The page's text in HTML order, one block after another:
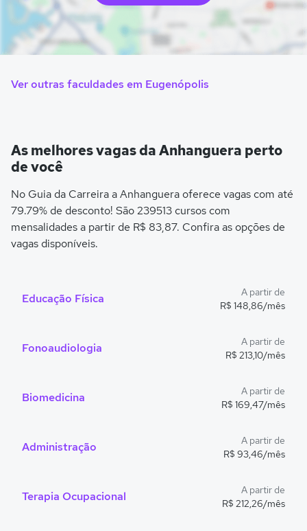
Ver outras faculdades em Eugenópolis
As melhores vagas da Anhanguera perto
de você
No Guia da Carreira a Anhanguera oferece vagas com até
79.79% de desconto! São 239513 cursos com
mensalidades a partir de R$ 83,87. Confira as opções de
vagas disponíveis.
Educação Física
A partir de
R$ 148,86/mês
Fonoaudiologia
A partir de
R$ 213,10/mês
Biomedicina
A partir de
R$ 169,47/mês
Administração
A partir de
R$ 93,46/mês
Terapia Ocupacional
A partir de
R$ 212,26/mês